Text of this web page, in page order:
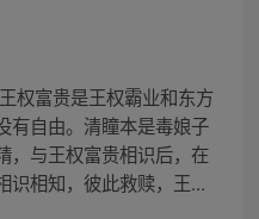
权富贵是王权霸业和东方
有自由。清瞳本是毒娘子
，与王权富贵相识后，在
识相知，彼此救赎，王...